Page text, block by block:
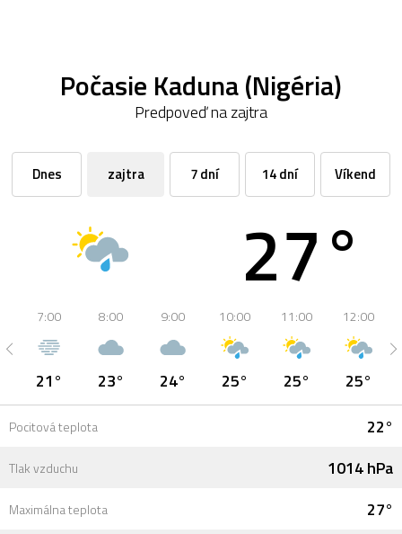
Počasie Kaduna (Nigéria)
Predpoveď na zajtra
Dnes zajtra 7 dní 14 dní Víkend
27°
7:00
21°
8:00
23°
9:00
24°
10:00
25°
11:00
25°
12:00
25°
Pocitová teplota 22°
Tlak vzduchu 1014 hPa
Maximálna teplota 27°